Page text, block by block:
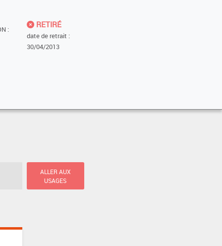
:
RETIRÉ
date de retrait :
30/04/2013
ALLER AUX
USAGES